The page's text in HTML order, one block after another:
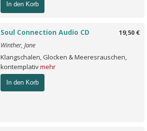
In den Korb
19,50 €
Soul Connection Audio CD
Winther, Jane
Klangschalen, Glocken & Meeresrauschen,
kontemplativmehr
In den Korb